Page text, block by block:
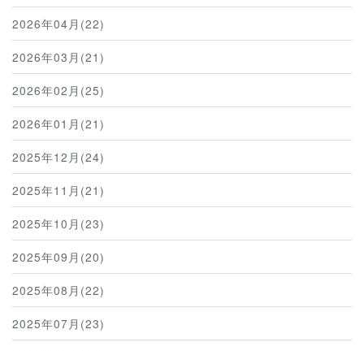
2026年04月(22)
2026年03月(21)
2026年02月(25)
2026年01月(21)
2025年12月(24)
2025年11月(21)
2025年10月(23)
2025年09月(20)
2025年08月(22)
2025年07月(23)